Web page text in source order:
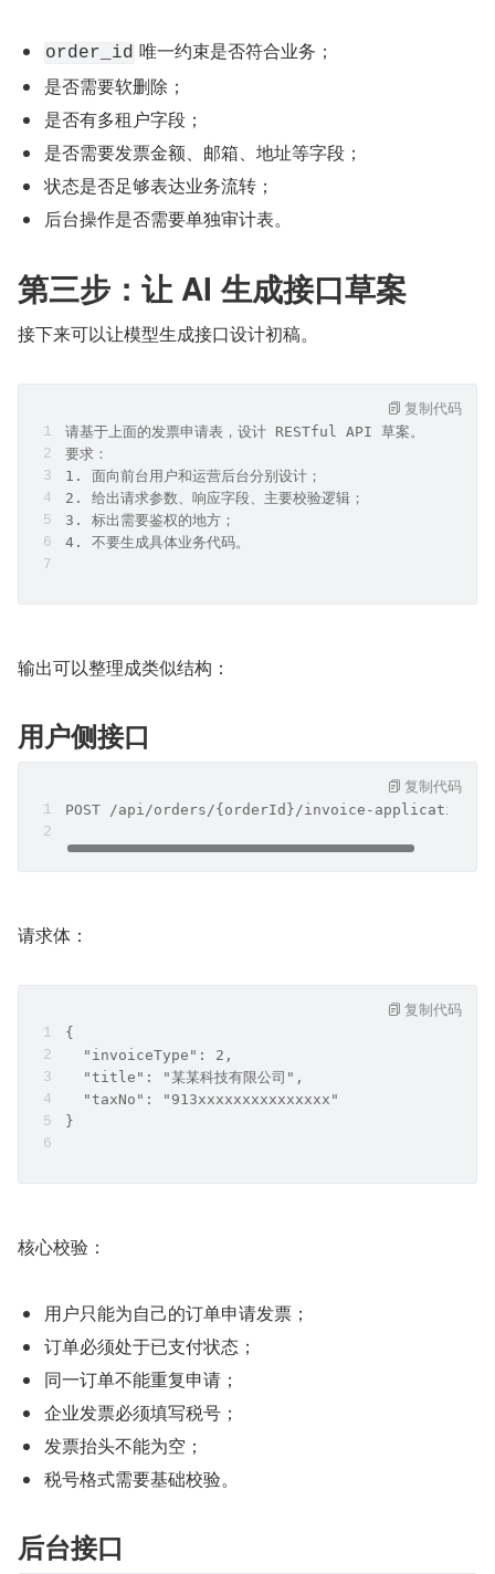
order_id 唯一约束是否符合业务；
是否需要软删除；
是否有多租户字段；
是否需要发票金额、邮箱、地址等字段；
状态是否足够表达业务流转；
后台操作是否需要单独审计表。
第三步：让 AI 生成接口草案
接下来可以让模型生成接口设计初稿。
请基于上面的发票申请表，设计 RESTful API 草案。
要求：
1. 面向前台用户和运营后台分别设计；
2. 给出请求参数、响应字段、主要校验逻辑；
3. 标出需要鉴权的地方；
4. 不要生成具体业务代码。
复制代码
输出可以整理成类似结构：
用户侧接口
POST /api/orders/{orderId}/invoice-applications
复制代码
请求体：
{
  "invoiceType": 2,
  "title": "某某科技有限公司",
  "taxNo": "913xxxxxxxxxxxxxxx"
}
复制代码
核心校验：
用户只能为自己的订单申请发票；
订单必须处于已支付状态；
同一订单不能重复申请；
企业发票必须填写税号；
发票抬头不能为空；
税号格式需要基础校验。
后台接口